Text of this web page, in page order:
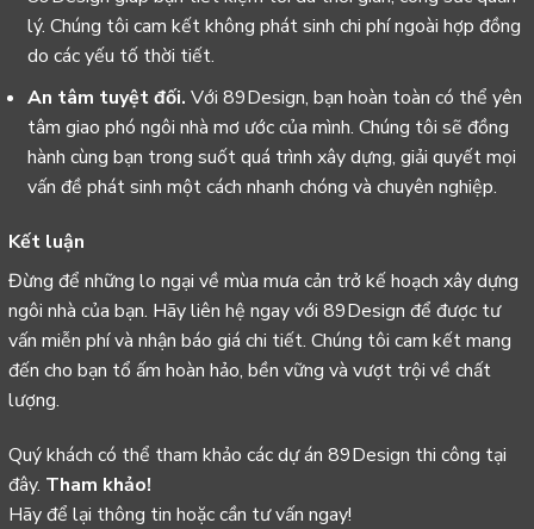
lý. Chúng tôi cam kết không phát sinh chi phí ngoài hợp đồng
do các yếu tố thời tiết.
An tâm tuyệt đối. Với 89Design, bạn hoàn toàn có thể yên
tâm giao phó ngôi nhà mơ ước của mình. Chúng tôi sẽ đồng
hành cùng bạn trong suốt quá trình xây dựng, giải quyết mọi
vấn đề phát sinh một cách nhanh chóng và chuyên nghiệp.
Kết luận
Đừng để những lo ngại về mùa mưa cản trở kế hoạch xây dựng
ngôi nhà của bạn. Hãy liên hệ ngay với 89Design để được tư
vấn miễn phí và nhận báo giá chi tiết. Chúng tôi cam kết mang
đến cho bạn tổ ấm hoàn hảo, bền vững và vượt trội về chất
lượng.
Quý khách có thể tham khảo các dự án 89Design thi công tại
đây. Tham khảo!
Hãy để lại thông tin hoặc cần tư vấn ngay!